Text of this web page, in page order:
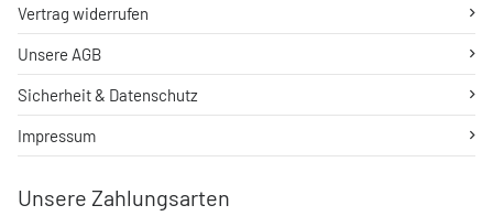
Unsere Zahlungsarten
Vertrag widerrufen
Unsere AGB
Sicherheit & Datenschutz
Impressum